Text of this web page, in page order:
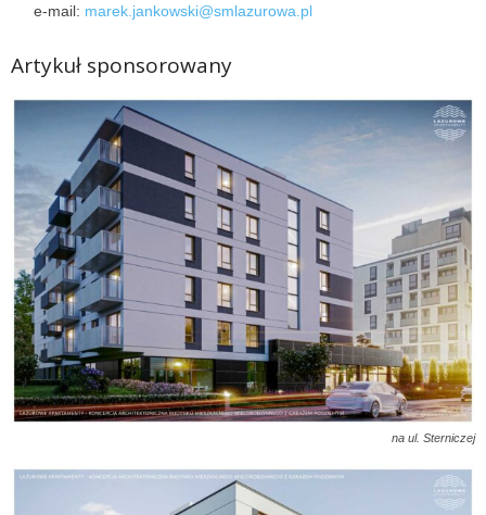
e-mail: marek.jankowski@smlazurowa.pl
Artykuł sponsorowany
na ul. Sterniczej